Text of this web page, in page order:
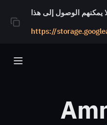
يمكنهم الوصول إلى هذا
https://